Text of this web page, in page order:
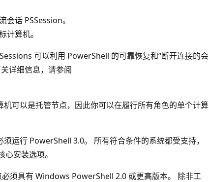
会话 PSSession。
计算机。
可以利用 PowerShell 的可靠恢复和“断开连接的会
详细信息，请参阅
可以是托管节点，因此你可以在履行所有角色的单个计算
运行 PowerShell 3.0。 所有符合条件的系统都受支持，
安装选项。
须具有 Windows PowerShell 2.0 或更高版本。 除非工